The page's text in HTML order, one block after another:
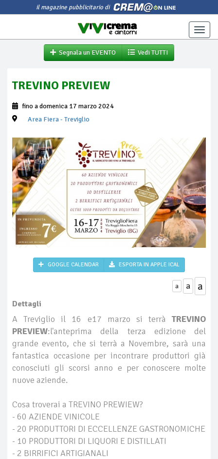
il magazine pubblicitario di
Toggle
Segnala un EVENTO
Vedi TUTTI
TREVINO PREVIEW
fino a domenica 17 marzo 2024
Area Fiera- Treviglio
GOOGLE CALENDAR ESPORTA IN APPLE ICAL
a a a
Dettagli
A Treviglio il 16 e17 marzo si terrà TREVINO
PREVIEW:l'anteprima della terza edizione del
grande evento, che si terrà a Novembre, sarà una
fantastica occasione per incontrare produttori già
conosciuti gli scorsi anno e per conoscere molte
nuove aziende.
Cosa troverai a TREVINO PREWIEW?
- 60 AZIENDE VINICOLE
- 20 PRODUTTORI DI ECCELLENZE GASTRONOMICHE
- 10 PRODUTTORI DI LIQUORI E DISTILLATI
- 2 BIRRIFICI ARTIGIANALI